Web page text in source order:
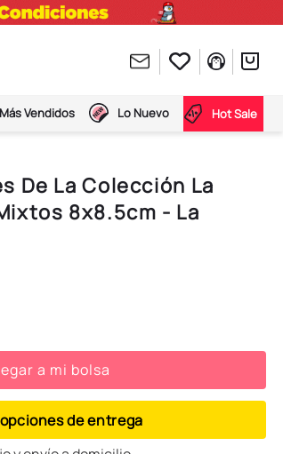
Vendidos Lo Nuevo Hot Sale
De La Colección La
8x8.5cm - La
a mi bolsa
de entrega